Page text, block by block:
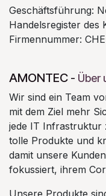
Geschäftsführung:
Handelsregister des
Firmennummer:
AMONTEC - Über
Wir sind ein Team
mit dem Ziel mehr
jede IT Infrastruktur
tolle Produkte und
damit unsere
fokussiert, ihrem